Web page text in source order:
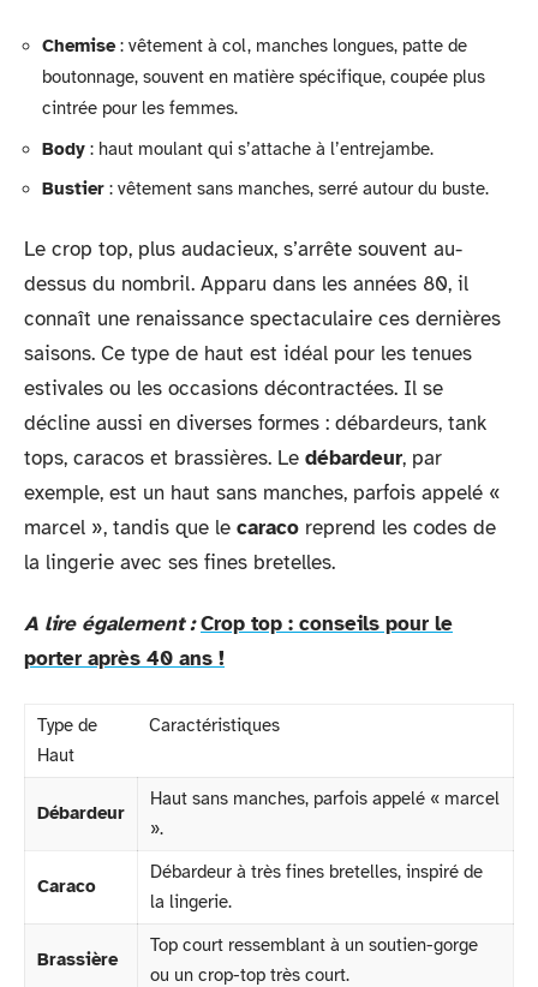
Chemise: vêtement à col, manches longues, patte de
boutonnage, souvent en matière spécifique, coupée plus
cintrée pour les femmes.
Body : haut moulant qui s’attache à l’entrejambe.
Bustier : vêtement sans manches, serré autour du buste.
Le crop top, plus audacieux, s’arrête souvent au-
dessus du nombril. Apparu dans les années 80, il
connaît une renaissance spectaculaire ces dernières
saisons. Ce type de haut est idéal pour les tenues
estivales ou les occasions décontractées. Il se
décline aussi en diverses formes : débardeurs, tank
tops, caracos et brassières. Le débardeur, par
exemple, est un haut sans manches, parfois appelé «
marcel », tandis que le caraco reprend les codes de
la lingerie avec ses fines bretelles.
A lire également : Crop top : conseils pour le
porter après 40 ans !
Type de
Haut
Caractéristiques
Débardeur
Haut sans manches, parfois appelé « marcel
».
Caraco
Débardeur à très fines bretelles, inspiré de
la lingerie.
Brassière
Top court ressemblant à un soutien-gorge
ou un crop-top très court.